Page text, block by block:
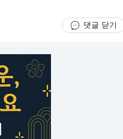
댓글 닫기